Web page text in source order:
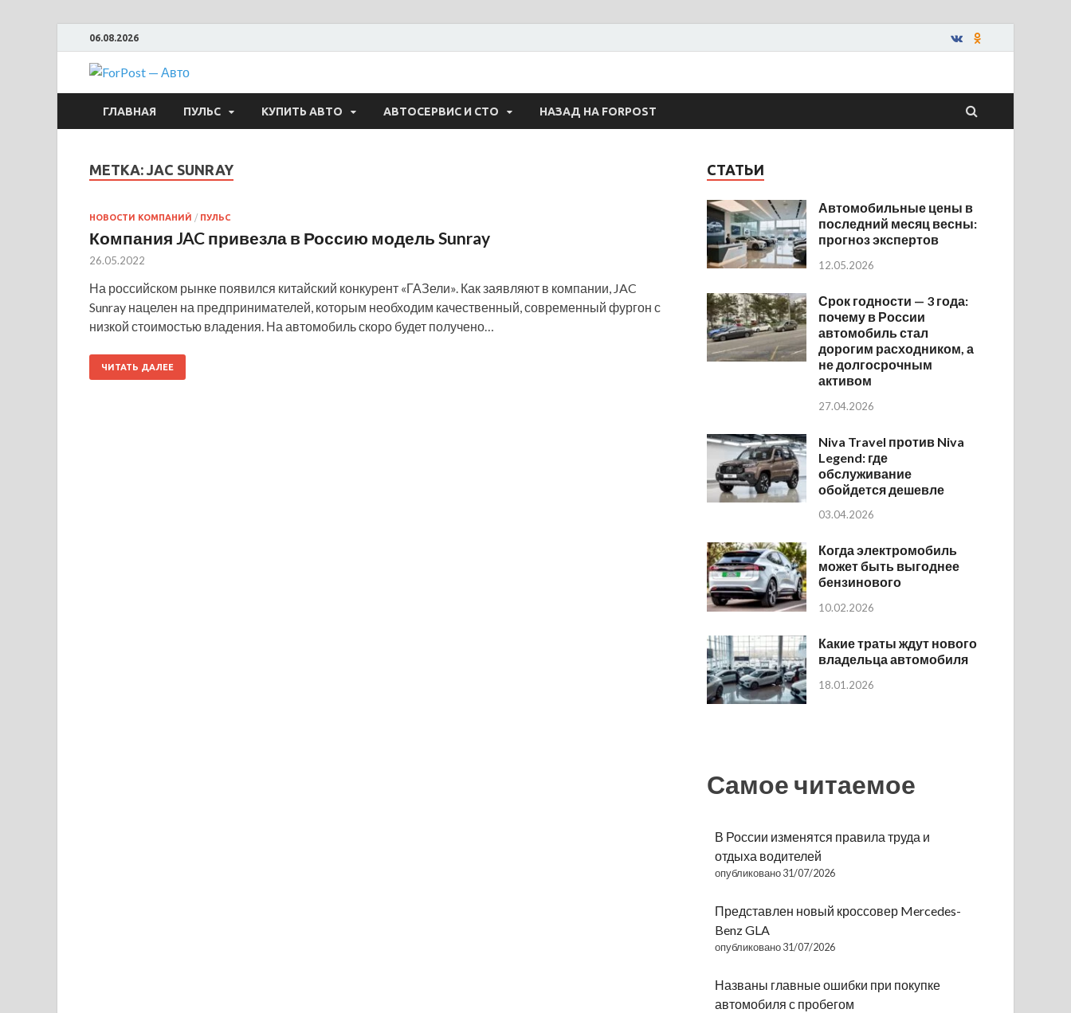
06.08.2026
ForPost — Авто
ГЛАВНАЯ ПУЛЬС КУПИТЬ АВТО АВТОСЕРВИС И СТО НАЗАД НА FORPOST
МЕТКА: JAC SUNRAY
НОВОСТИ КОМПАНИЙ / ПУЛЬС
Компания JAC привезла в Россию модель Sunray
26.05.2022
На российском рынке появился китайский конкурент «ГАЗели». Как заявляют в компании, JAC
Sunray нацелен на предпринимателей, которым необходим качественный, современный фургон с
низкой стоимостью владения. На автомобиль скоро будет получено…
ЧИТАТЬ ДАЛЕЕ
СТАТЬИ
Автомобильные цены в
последний месяц весны:
прогноз экспертов
12.05.2026
Срок годности — 3 года:
почему в России
автомобиль стал
дорогим расходником, а
не долгосрочным
активом
27.04.2026
Niva Travel против Niva
Legend: где
обслуживание
обойдется дешевле
03.04.2026
Когда электромобиль
может быть выгоднее
бензинового
10.02.2026
Какие траты ждут нового
владельца автомобиля
18.01.2026
Самое читаемое
В России изменятся правила труда и
отдыха водителей
опубликовано 31/07/2026
Представлен новый кроссовер Mercedes-
Benz GLA
опубликовано 31/07/2026
Названы главные ошибки при покупке
автомобиля с пробегом